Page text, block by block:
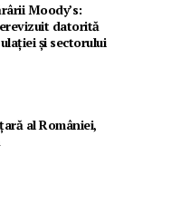
Moody’s:
datorită
și sectorului
al României,